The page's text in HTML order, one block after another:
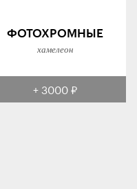
ФОТОХРОМНЫЕ
хамелеон
+ 3000 ₽